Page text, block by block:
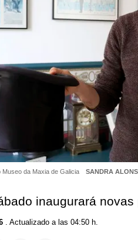
da Maxia de Galicia SANDRA
inaugurará novas
. Actualizado a las 04:50 h.